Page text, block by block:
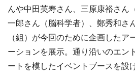
んや中田英寿さん、三原康裕さん
一郎さん（脳科学者）、鄭秀和さ
（組）が今回のために企画したア
ーションを展示。通り沿いのエン
ートを模したイベントブースを設